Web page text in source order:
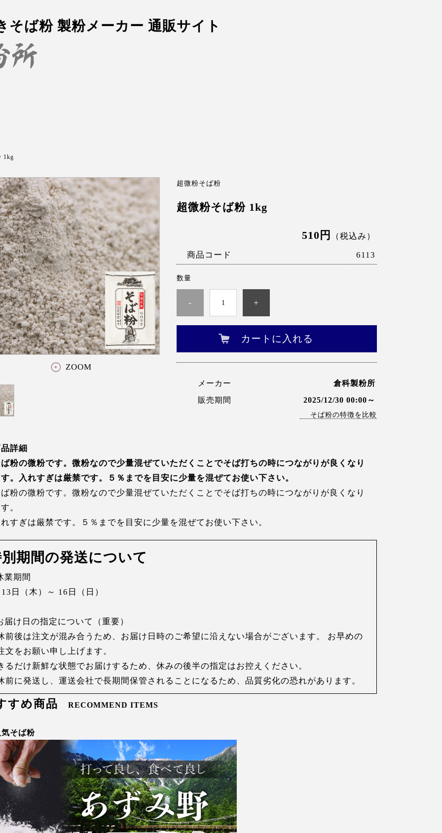
そば粉 製粉メーカー 通販サイト
1kg
ZOOM
超微粉そば粉
超微粉そば粉 1kg
510円
（税込み）
商品コード
6113
数量
- +
カートに入れる
メーカー
倉科製粉所
販売期間
2025/12/30 00:00～
そば粉の特徴を比較
詳細
粉の微粉です。微粉なので少量混ぜていただくことでそば打ちの時につながりが良くなり
。入れすぎは厳禁です。５％までを目安に少量を混ぜてお使い下さい。
粉の微粉です。微粉なので少量混ぜていただくことでそば打ちの時につながりが良くなり
。
すぎは厳禁です。５％までを目安に少量を混ぜてお使い下さい。
期間の発送について
業期間
日（木）～ 16日（日）
届け日の指定について（重要）
前後は注文が混み合うため、お届け日時のご希望に沿えない場合がございます。 お早めの
文をお願い申し上げます。
るだけ新鮮な状態でお届けするため、休みの後半の指定はお控えください。
前に発送し、運送会社で長期間保管されることになるため、品質劣化の恐れがあります。
すめ商品 RECOMMEND ITEMS
そば粉